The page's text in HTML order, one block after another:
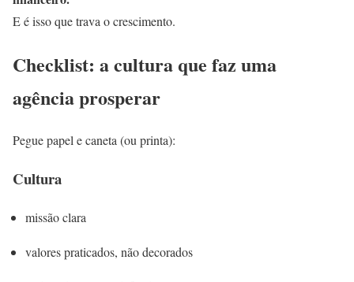
E é isso que trava o crescimento.
Checklist: a cultura que faz uma
agência prosperar
Pegue papel e caneta (ou printa):
Cultura
missão clara
valores praticados, não decorados